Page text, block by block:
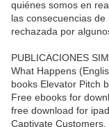
quiénes somos en
las consecuencias
rechazada por
PUBLICACIONES
What Happens
books Elevator Pitch
Free ebooks for
free download for
Captivate